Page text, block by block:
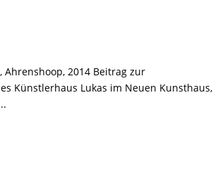
2014 Beitrag zur
Künstlerhaus Lukas im Neuen Kunsthaus,